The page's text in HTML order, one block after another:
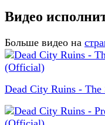
Видео
Больше видео на
Dead City Ruins -